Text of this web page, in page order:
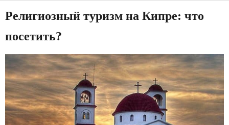
Религиозный туризм на Кипре: что
посетить?